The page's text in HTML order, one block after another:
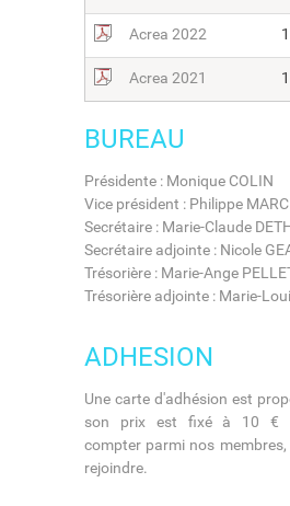
Acrea 2022
Acrea 2021
BUREAU
Présidente : Monique COLIN
Vice président : Philippe
Secrétaire : Marie-Claude
Secrétaire adjointe : Nicole
Trésorière : Marie-Ange
Trésorière adjointe : Marie-
ADHESION
Une carte d'adhésion est
son prix est fixé à 10 € .
compter parmi nos
rejoindre.